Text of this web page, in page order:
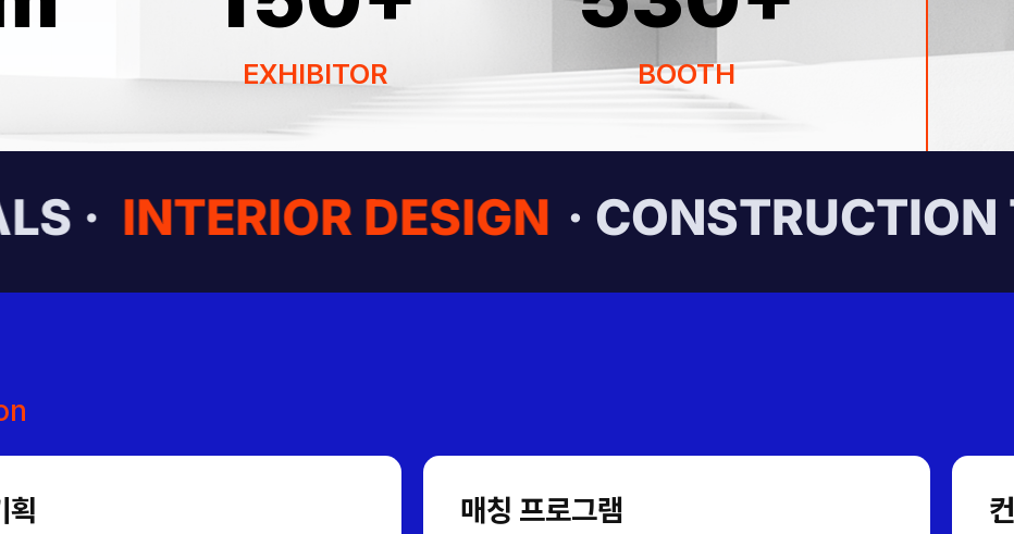
EXHIBITOR BOOTH
· INTERIOR DESIGN · CONSTRUCTION
획 매칭 프로그램